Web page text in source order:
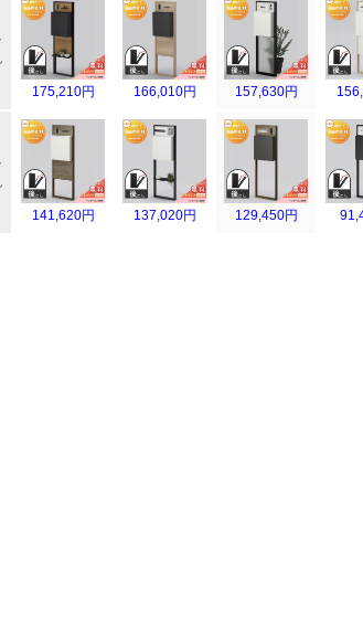
175,210円 166,010円 157,630円
141,620円 137,020円 129,450円